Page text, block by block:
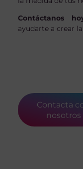
Contáctanos
ayudarte a crear
Contacta
nosotros